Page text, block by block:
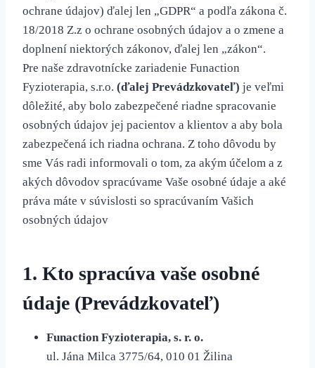
ochrane údajov) ďalej len „GDPR“ a podľa zákona č.
18/2018 Z.z o ochrane osobných údajov a o zmene a
doplnení niektorých zákonov, ďalej len „zákon“.
Pre naše zdravotnícke zariadenie Funaction
Fyzioterapia, s.r.o. (ďalej Prevádzkovateľ) je veľmi
dôležité, aby bolo zabezpečené riadne spracovanie
osobných údajov jej pacientov a klientov a aby bola
zabezpečená ich riadna ochrana. Z toho dôvodu by
sme Vás radi informovali o tom, za akým účelom a z
akých dôvodov spracúvame Vaše osobné údaje a aké
práva máte v súvislosti so spracúvaním Vašich
osobných údajov
1. Kto spracúva vaše osobné
údaje (Prevádzkovateľ)
Funaction Fyzioterapia, s. r. o.
ul. Jána Milca 3775/64, 010 01 Žilina